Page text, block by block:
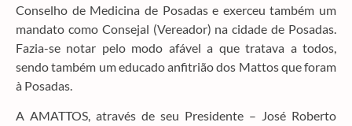
Conselho de Medicina de Posadas e exerceu também um
mandato como Consejal (Vereador) na cidade de Posadas.
Fazia-se notar pelo modo afável a que tratava a todos,
sendo também um educado anfitrião dos Mattos que foram
à Posadas.
A AMATTOS, através de seu Presidente – José Roberto